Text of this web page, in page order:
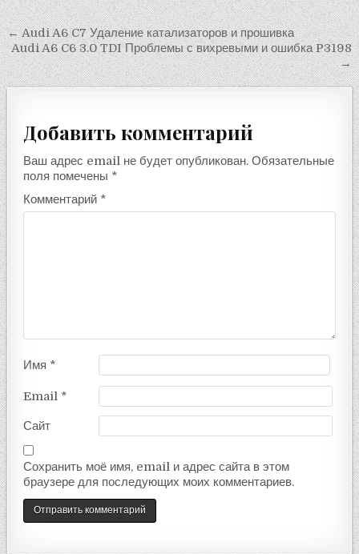
Навигация
по
записям
← Audi A6 C7 Удаление катализаторов и прошивка
Audi A6 C6 3.0 TDI Проблемы с вихревыми и ошибка P3198
→
Добавить комментарий
Ваш адрес email не будет опубликован. Обязательные
поля помечены *
Комментарий *
Имя *
Email *
Сайт
Сохранить моё имя, email и адрес сайта в этом
браузере для последующих моих комментариев.